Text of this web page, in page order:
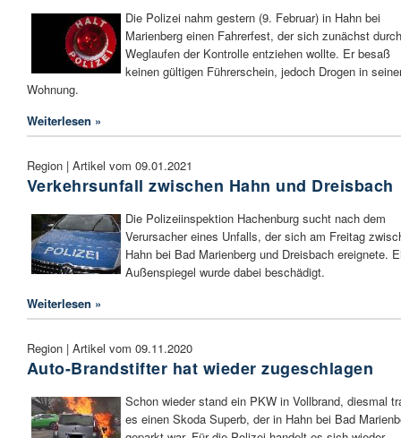
Die Polizei nahm gestern (9. Februar) in Hahn bei
Marienberg einen Fahrerfest, der sich zunächst durch
Weglaufen der Kontrolle entziehen wollte. Er besaß
keinen gültigen Führerschein, jedoch Drogen in
Wohnung.
Weiterlesen »
Region | Artikel vom 09.01.2021
Verkehrsunfall zwischen Hahn und Dreisbach
Die Polizeiinspektion Hachenburg sucht nach dem
Verursacher eines Unfalls, der sich am Freitag
Hahn bei Bad Marienberg und Dreisbach ereignete.
Außenspiegel wurde dabei beschädigt.
Weiterlesen »
Region | Artikel vom 09.11.2020
Auto-Brandstifter hat wieder zugeschlagen
Schon wieder stand ein PKW in Vollbrand, diesmal
es einen Skoda Superb, der in Hahn bei Bad